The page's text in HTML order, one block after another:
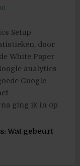
Setup
door
White Paper
analytics
Google
ging ik in op
Wat gebeurt